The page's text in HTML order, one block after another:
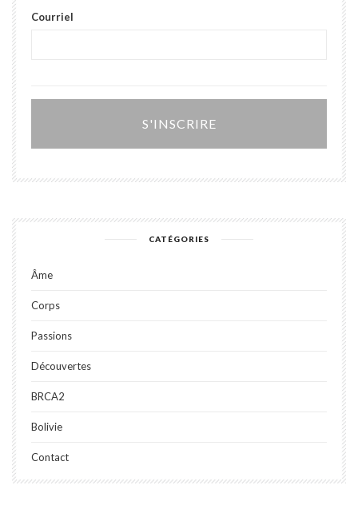
Courriel
CATÉGORIES
Âme
Corps
Passions
Découvertes
BRCA2
Bolivie
Contact